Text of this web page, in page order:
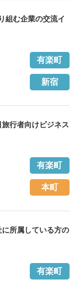
組む企業の交流イ
有楽町
新宿
行者向けビジネス
有楽町
本町
所属している方の
有楽町